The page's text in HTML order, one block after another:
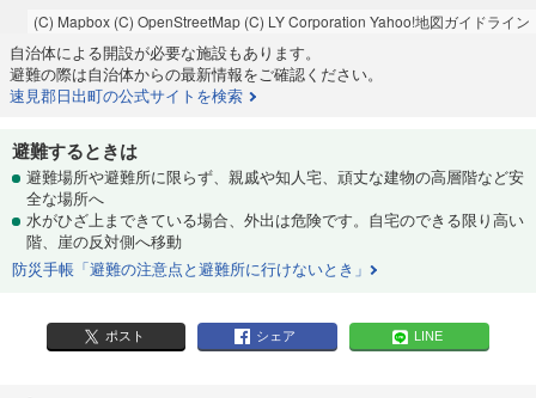
(C) Mapbox (C) OpenStreetMap (C) LY Corporation Yahoo!地図ガイドライン
自治体による開設が必要な施設もあります。
避難の際は自治体からの最新情報をご確認ください。
速見郡日出町の公式サイトを検索
避難するときは
避難場所や避難所に限らず、親戚や知人宅、頑丈な建物の高層階など安
全な場所へ
水がひざ上まできている場合、外出は危険です。自宅のできる限り高い
階、崖の反対側へ移動
防災手帳「避難の注意点と避難所に行けないとき」
ポスト シェア LINE